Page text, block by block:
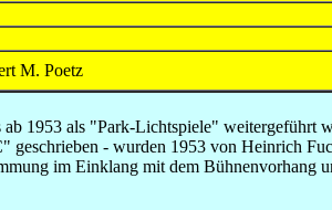
M. Poetz
1953 als "Park-Lichtspiele" weitergeführt
- wurden 1953 von Heinrich
im Einklang mit dem Bühnenvorhang